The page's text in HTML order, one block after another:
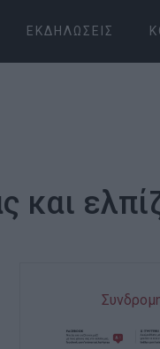
ΕΚΔΗΛΏΣΕΙΣ
και